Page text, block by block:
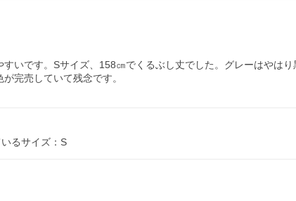
いです。Sサイズ、158㎝でくるぶし丈でした。グレーはやは
完売していて残念です。
るサイズ：S